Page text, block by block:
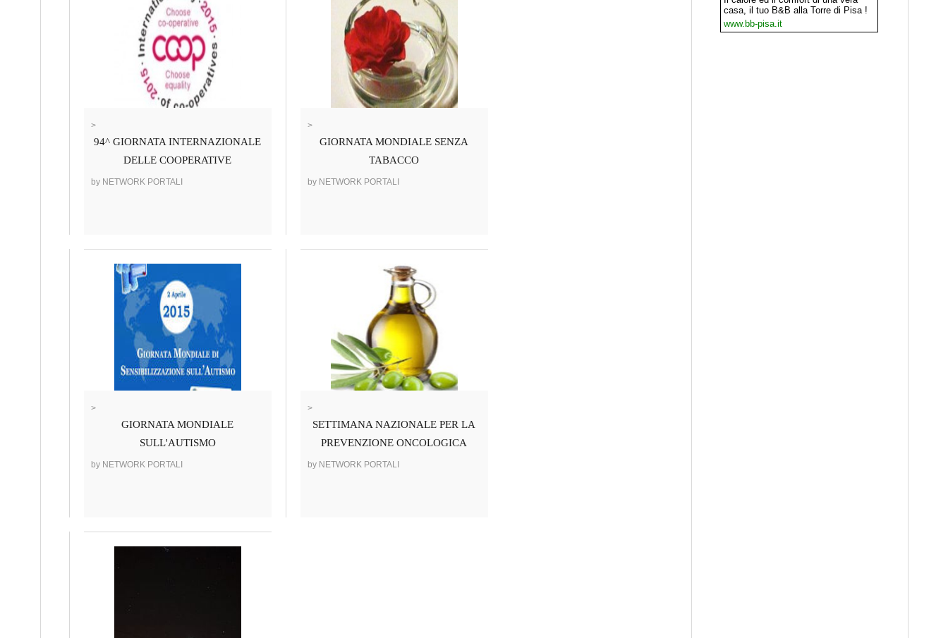
>
94^ GIORNATA INTERNAZIONALE
DELLE COOPERATIVE
by NETWORK PORTALI
>
GIORNATA MONDIALE SENZA
TABACCO
by NETWORK PORTALI
>
GIORNATA MONDIALE
SULL'AUTISMO
by NETWORK PORTALI
>
SETTIMANA NAZIONALE PER LA
PREVENZIONE ONCOLOGICA
by NETWORK PORTALI